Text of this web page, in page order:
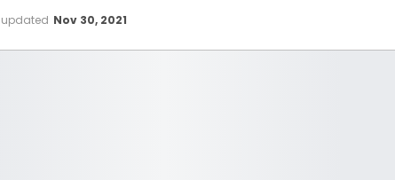
updated Nov 30, 2021